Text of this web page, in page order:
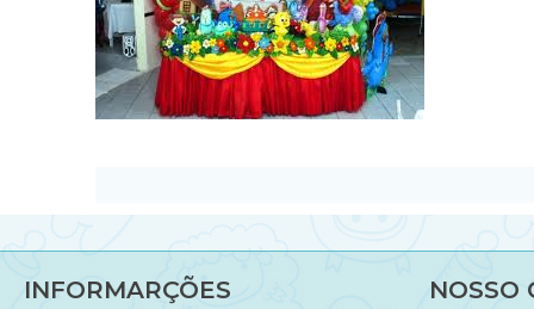
INFORMARÇÕES NOSSO